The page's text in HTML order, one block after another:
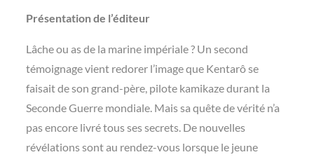
Présentation de l’éditeur
Lâche ou as de la marine impériale ? Un second
témoignage vient redorer l’image que Kentarô se
faisait de son grand-père, pilote kamikaze durant la
Seconde Guerre mondiale. Mais sa quête de vérité n’a
pas encore livré tous ses secrets. De nouvelles
révélations sont au rendez-vous lorsque le jeune